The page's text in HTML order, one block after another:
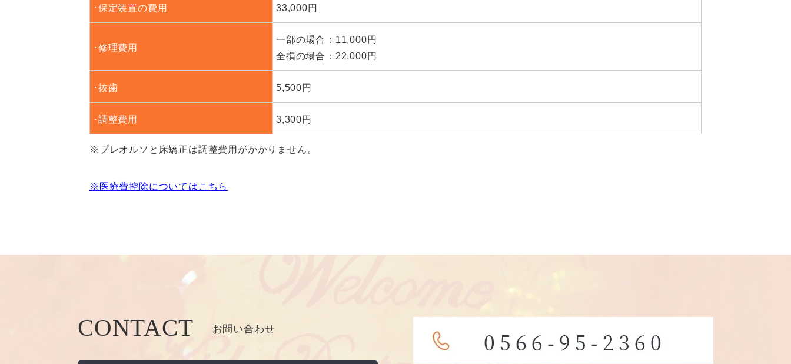
･保定装置の費用 33,000円
･修理費用
一部の場合：11,000円
全損の場合：22,000円
･抜歯 5,500円
･調整費用 3,300円
※プレオルソと床矯正は調整費用がかかりません。
※医療費控除についてはこちら
CONTACT お問い合わせ